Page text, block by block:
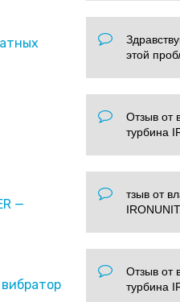
—
вибратор
этой
Отзыв от
турбина
тзыв от
IRONUNIT.
Отзыв от
турбина